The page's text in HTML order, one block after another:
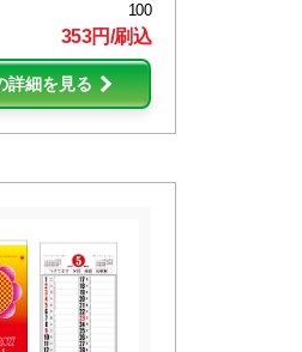
100
353円/刷込
詳細を見る